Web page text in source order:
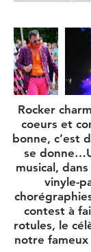
Rocker
coeurs et
bonne, c’est
se
musical,
vinyle-
contest à
rotules, le
notre fameux